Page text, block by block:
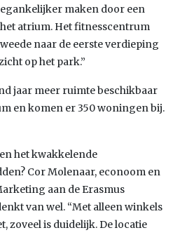
maken door een
atrium. Het fitnesscentrum
naar de eerste verdieping
op het park.”
jaar meer ruimte beschikbaar
en komen er 350 woningen bij.
het kwakkelende
Cor Molenaar, econoom en
aan de Erasmus
van wel. “Met alleen winkels
zoveel is duidelijk. De locatie